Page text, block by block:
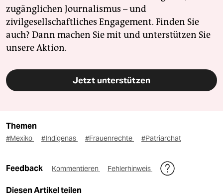
zugänglichen Journalismus – und
zivilgesellschaftliches Engagement. Finden Sie
auch? Dann machen Sie mit und unterstützen Sie
unsere Aktion.
Jetzt unterstützen
Themen
#Mexiko #Indigenas #Frauenrechte #Patriarchat
Feedback Kommentieren Fehlerhinweis
Diesen Artikel teilen